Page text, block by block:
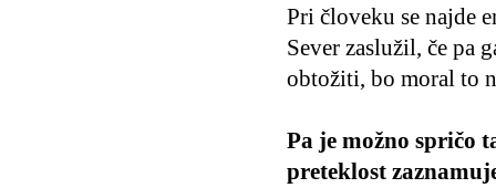
Pri človeku se najde
Sever zaslužil, če pa
obtožiti, bo moral to
Pa je možno spričo
preteklost